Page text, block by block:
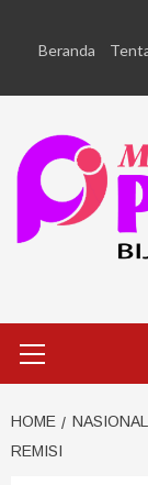
Beranda
HOME NASIONAL
REMISI